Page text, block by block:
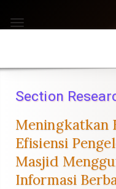
jump
content
Navigation
Main
Sidebar
Toggle
Section
Meningkatkan
Efisiensi
Masjid
Informasi